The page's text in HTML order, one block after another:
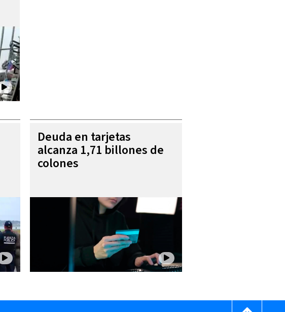
Deuda en tarjetas
alcanza 1,71 billones de
colones